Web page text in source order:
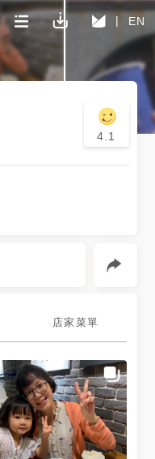
EN
4.1
店家菜單